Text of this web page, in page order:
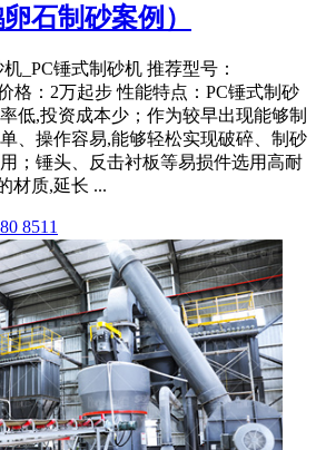
石制砂案例）
_PC锤式制砂机 推荐型号：
格：2万起步 性能特点：PC锤式制砂
低,投资成本少；作为较早出现能够制
、操作容易,能够轻松实现破碎、制砂
；锤头、反击衬板等易损件选用高耐
材质,延长 ...
8511